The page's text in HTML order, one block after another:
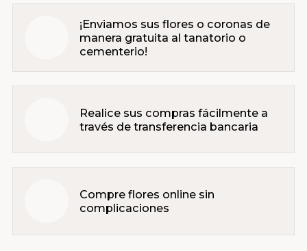
¡Enviamos sus flores o coronas de
manera gratuita al tanatorio o
cementerio!
Realice sus compras fácilmente a
través de transferencia bancaria
Compre flores online sin
complicaciones